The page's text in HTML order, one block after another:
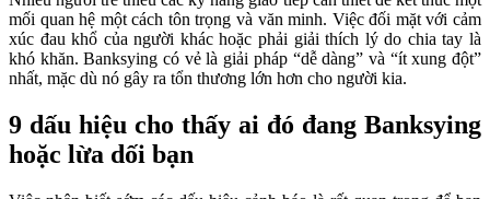
mối quan hệ một cách tôn trọng và văn minh. Việc đối mặt với cảm
xúc đau khổ của người khác hoặc phải giải thích lý do chia tay là
khó khăn. Banksying có vẻ là giải pháp “dễ dàng” và “ít xung đột”
nhất, mặc dù nó gây ra tổn thương lớn hơn cho người kia.
9 dấu hiệu cho thấy ai đó đang Banksying
hoặc lừa dối bạn